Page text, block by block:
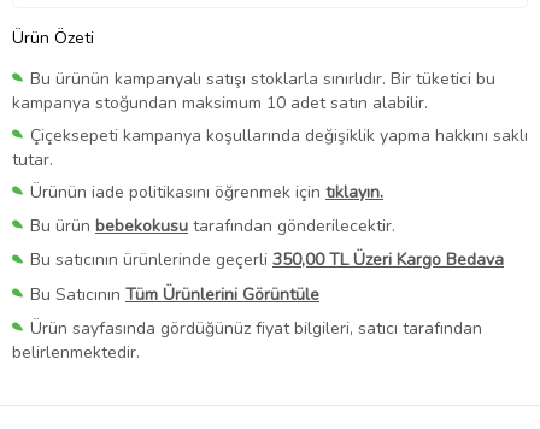
Ürün Özeti
Bu ürünün kampanyalı satışı stoklarla sınırlıdır. Bir tüketici bu
kampanya stoğundan maksimum 10 adet satın alabilir.
Çiçeksepeti kampanya koşullarında değişiklik yapma hakkını saklı
tutar.
Ürünün iade politikasını öğrenmek için tıklayın.
Bu ürün bebekokusu tarafından gönderilecektir.
Bu satıcının ürünlerinde geçerli 350,00 TL Üzeri Kargo Bedava
Bu Satıcının Tüm Ürünlerini Görüntüle
Ürün sayfasında gördüğünüz fiyat bilgileri, satıcı tarafından
belirlenmektedir.